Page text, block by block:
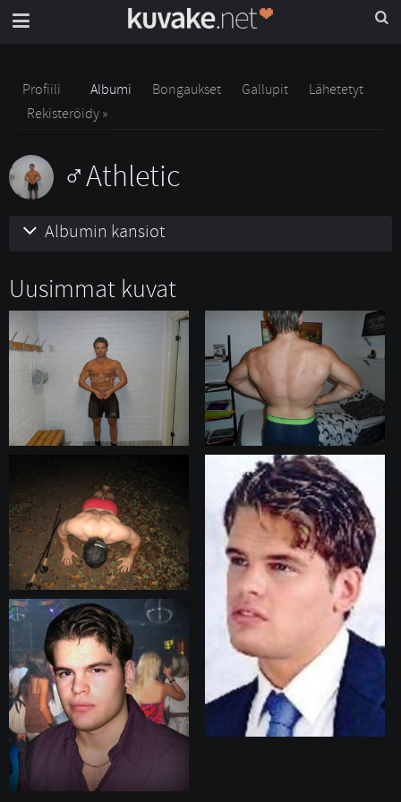
Profiili Albumi Bongaukset Gallupit
Lähetetyt
Rekisteröidy »
Athletic
Albumin kansiot
Uusimmat kuvat